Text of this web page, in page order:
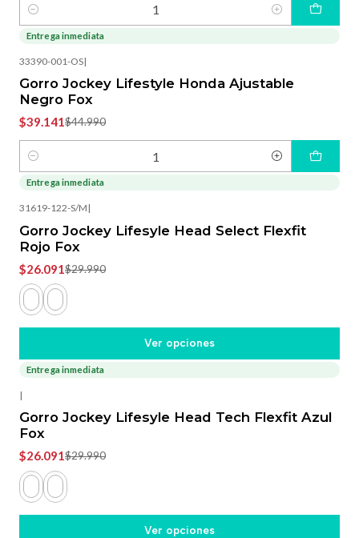
Cantidad
-13%
Entrega inmediata
33390-001-OS|
Gorro Jockey Lifestyle Honda Ajustable
Negro Fox
$39.141$44.990
Cantidad
Entrega inmediata
31619-122-S/M |
Gorro Jockey Lifesyle Head Select Flexfit
Rojo Fox
$26.091$29.990
Ver opciones
-13%
Entrega inmediata
|
Gorro Jockey Lifesyle Head Tech Flexfit Azul
Fox
$26.091$29.990
Ver opciones